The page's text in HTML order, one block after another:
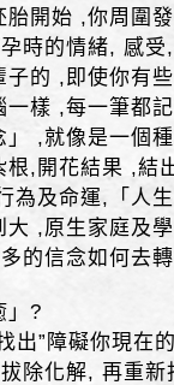
胎開始 ,你周圍
孕時的情緒, 感
子的 ,即使你有
一樣 ,每一筆都
」 ,就像是一個
根,開花結果 ,結
為及命運,「人
大 ,原生家庭及
的信念如何去
」?
出”障礙你現
拔除化解, 再重